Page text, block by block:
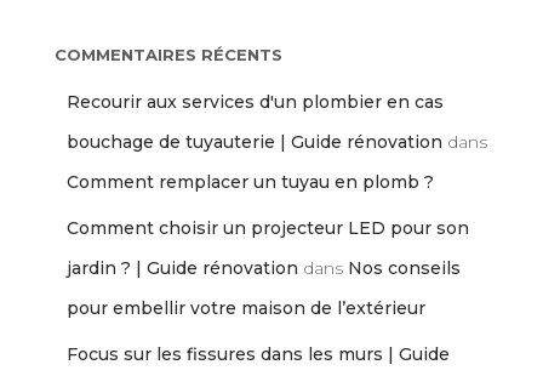
COMMENTAIRES RÉCENTS
Recourir aux services d'un plombier en cas
bouchage de tuyauterie | Guide rénovation dans
Comment remplacer un tuyau en plomb ?
Comment choisir un projecteur LED pour son
jardin ? | Guide rénovation dans Nos conseils
pour embellir votre maison de l’extérieur
Focus sur les fissures dans les murs | Guide